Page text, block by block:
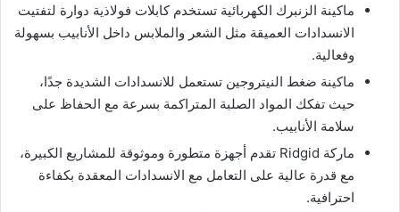
ماكينة الزنبرك الكهربائية تستخدم كابلات فولاذية دوارة لتفتيت
الانسدادات العميقة مثل الشعر والملابس داخل الأنابيب بسهولة
وفعالية.
ماكينة ضغط النيتروجين تستعمل للانسدادات الشديدة جدًا،
حيث تفكك المواد الصلبة المتراكمة بسرعة مع الحفاظ على
سلامة الأنابيب.
ماركة Ridgid تقدم أجهزة متطورة وموثوقة للمشاريع الكبيرة،
مع قدرة عالية على التعامل مع الانسدادات المعقدة بكفاءة
احترافية.